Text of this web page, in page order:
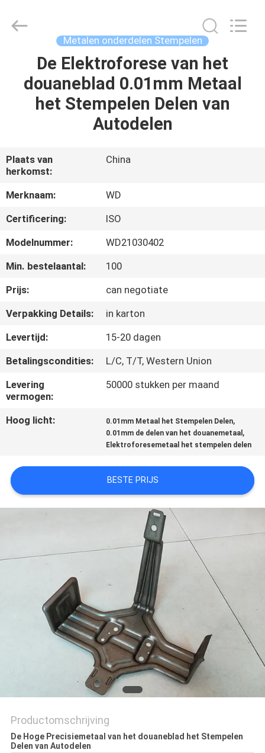
THUIS
PRODUCTEN
ONS
FABRIEKSTOCHT
KWALITEITSCONTROLE
NEEM
CONTACT
MET
ONS
OP
NIEUWS
GEVALLEN
SITEMAP
PRIVACY
WOODOO
TRADE
Metalen onderdelen Stempelen
De Elektroforese van het
douaneblad 0.01mm Metaal
het Stempelen Delen van
Autodelen
Plaats van
herkomst:
China
Merknaam:
WD
Certificering:
ISO
Modelnummer:
WD21030402
Min. bestelaantal:
100
Prijs:
can negotiate
Verpakking Details:
in karton
Levertijd:
15-20 dagen
Betalingscondities:
L/C, T/T, Western Union
Levering
vermogen:
50000 stukken per maand
Hoog licht: 0.01mm Metaal het Stempelen Delen,
0.01mm de delen van het douanemetaal ,
Elektroforesemetaal het stempelen delen
BESTE PRIJS
Productomschrijving
De Hoge Precisiemetaal van het douaneblad het Stempelen
Delen van Autodelen